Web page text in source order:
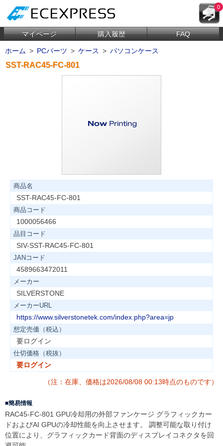
0
マイページ 購入履歴 FAQ
ホーム > PCパーツ > ケース > パソコンケース
SST-RAC45-FC-801
商品名
SST-RAC45-FC-801
商品コード
1000056466
品目コード
SIV-SST-RAC45-FC-801
JANコード
4589663472011
メーカー
SILVERSTONE
メーカーURL
https://www.silverstonetek.com/index.php?area=jp
想定売価（税込）
要ログイン
仕切価格（税抜）
要ログイン
（注：在庫、価格は2026/08/08 00:13時点のものです）
簡易情報
RAC45-FC-801 GPU冷却用の外部ファンケージ グラフィックカー
ドおよびAI GPUの冷却性能を向上させます。 調整可能な取り付け
位置により、グラフィックカード背面のディスプレイコネクタを回